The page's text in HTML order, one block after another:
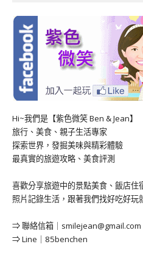
Hi~我們是【紫色微笑 Ben & Jean】
旅行、美食、親子生活專家
探索世界，發掘美味與精彩體驗
最真實的旅遊攻略、美食評測
喜歡分享旅遊中的景點美食、飯店住
照片記錄生活，跟著我們找好吃好玩
⇒ 聯絡信箱｜ smilejean@gmail.com
⇒ Line｜85benchen